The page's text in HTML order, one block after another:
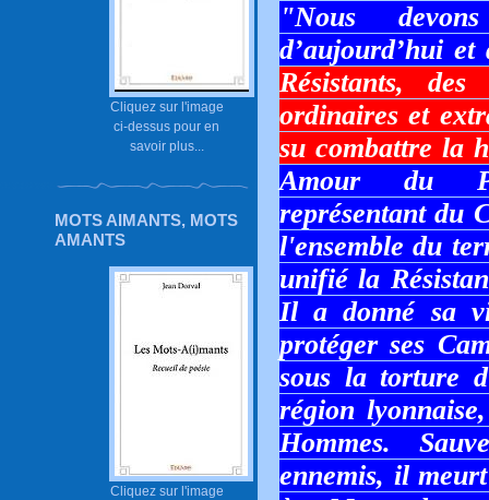
Cliquez sur l'image
ci-dessus pour en
savoir plus...
MOTS AIMANTS, MOTS
AMANTS
Cliquez sur l'image
"Nous
d’aujourd’hui
Résistants,
ordinaires et
su combattre la
Amour du
représentant du
l'ensemble du
unifié la
Il a donné sa
protéger ses
sous la torture
région
Hommes.
ennemis, il